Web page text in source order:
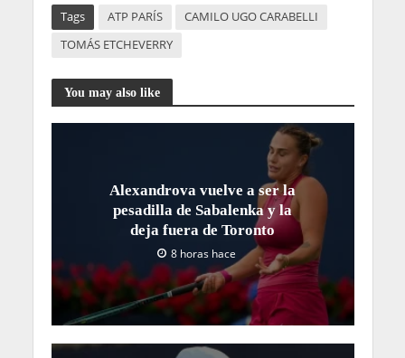
Tags ATP PARÍS
CAMILO UGO CARABELLI
TOMÁS ETCHEVERRY
You may also like
Alexandrova vuelve a ser la
pesadilla de Sabalenka y la
deja fuera de Toronto
8 horas hace